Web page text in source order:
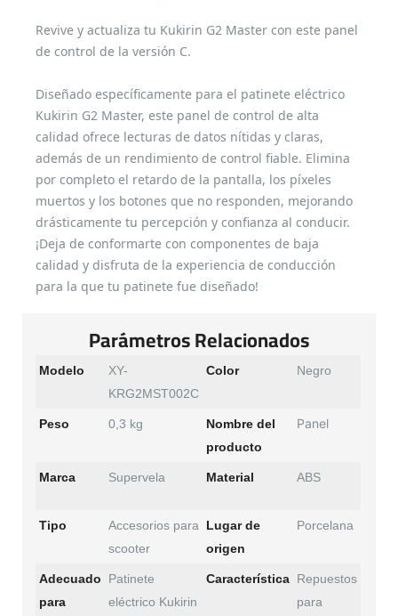
Revive y actualiza tu Kukirin G2 Master con este panel
de control de la versión C.
Diseñado específicamente para el patinete eléctrico
Kukirin G2 Master, este panel de control de alta
calidad ofrece lecturas de datos nítidas y claras,
además de un rendimiento de control fiable. Elimina
por completo el retardo de la pantalla, los píxeles
muertos y los botones que no responden, mejorando
drásticamente tu percepción y confianza al conducir.
¡Deja de conformarte con componentes de baja
calidad y disfruta de la experiencia de conducción
para la que tu patinete fue diseñado!
Parámetros Relacionados
Modelo
XY-
KRG2MST002C
Color Negro
Peso 0,3 kg
Nombre del
producto
Panel
Marca Supervela Material ABS
Tipo
Accesorios para
scooter
Lugar de
origen
Porcelana
Adecuado
para
Patinete
eléctrico Kukirin
Característica Repuestos
para